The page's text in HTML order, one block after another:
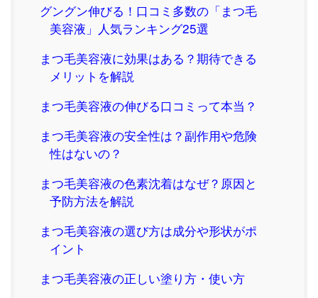
グングン伸びる！口コミ多数の「まつ毛
美容液」人気ランキング25選
まつ毛美容液に効果はある？期待できる
メリットを解説
まつ毛美容液の伸びる口コミって本当？
まつ毛美容液の安全性は？副作用や危険
性はないの？
まつ毛美容液の色素沈着はなぜ？原因と
予防方法を解説
まつ毛美容液の選び方は成分や形状がポ
イント
まつ毛美容液の正しい塗り方・使い方